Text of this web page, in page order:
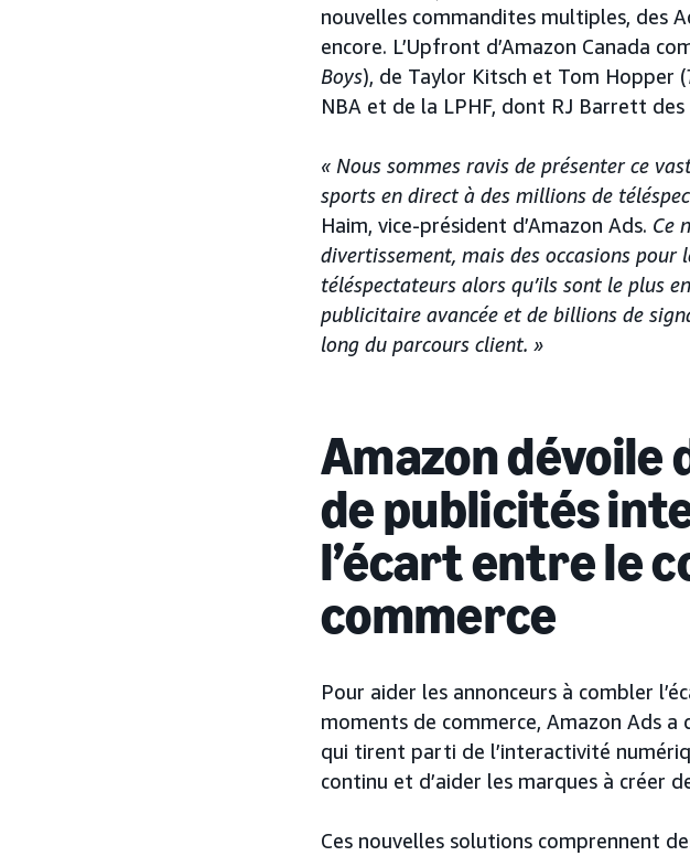
nouvelles commandites multiples, des
encore. L’Upfront d’Amazon Canada
Boys), de Taylor Kitsch et Tom Hopper (
NBA et de la LPHF, dont RJ Barrett
« Nous sommes ravis de présenter ce
sports en direct à des millions de
Haim, vice-président d’Amazon Ads. Ce
divertissement, mais des occasions pour
téléspectateurs alors qu’ils sont le plus
publicitaire avancée et de billions de
long du parcours client. »
Amazon dévoile
de publicités
l’écart entre le
commerce
Pour aider les annonceurs à combler
moments de commerce, Amazon Ads
qui tirent parti de l’interactivité
continu et d’aider les marques à créer
Ces nouvelles solutions comprennent